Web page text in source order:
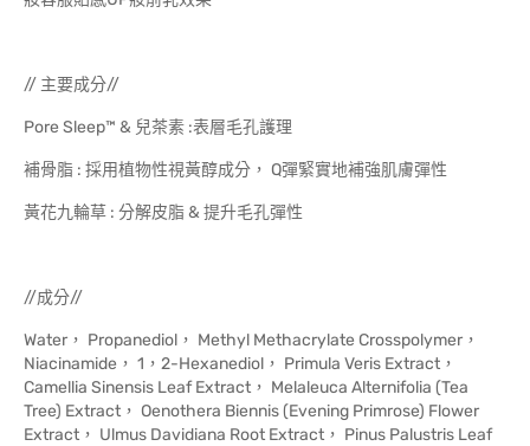
// 主要成分//
Pore Sleep™ & 兒茶素 :表層毛孔護理
補骨脂 : 採用植物性視黃醇成分， Q彈緊實地補強肌膚彈性
黃花九輪草 : 分解皮脂 & 提升毛孔彈性
//成分//
Water， Propanediol， Methyl Methacrylate Crosspolymer，
Niacinamide， 1，2-Hexanediol， Primula Veris Extract，
Camellia Sinensis Leaf Extract， Melaleuca Alternifolia (Tea
Tree) Extract， Oenothera Biennis (Evening Primrose) Flower
Extract， Ulmus Davidiana Root Extract， Pinus Palustris Leaf